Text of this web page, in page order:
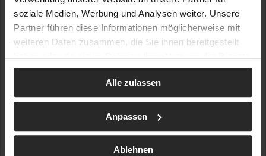
soziale Medien, Werbung und Analysen weiter. Unsere
Partner führen diese Informationen möglicherweise mit
weiteren Daten zusammen, die Sie ihnen bereitgestellt
haben oder die sie im Rahmen Ihrer Nutzung der Dienste
gesammelt haben.
Alle zulassen
Anpassen
Ablehnen